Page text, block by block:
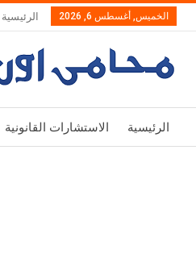
الخميس, أغسطس 6, 2026 الرئيسية
الرئيسية الاستشارات القانونية